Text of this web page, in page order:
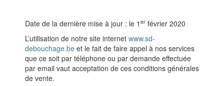
Date de la dernière mise à jour : le 1 er février 2020
L’utilisation de notre site internet www.sd-
debouchage.be et le fait de faire appel à nos services
que ce soit par téléphone ou par demande effectuée
par email vaut acceptation de ces conditions générales
de vente.